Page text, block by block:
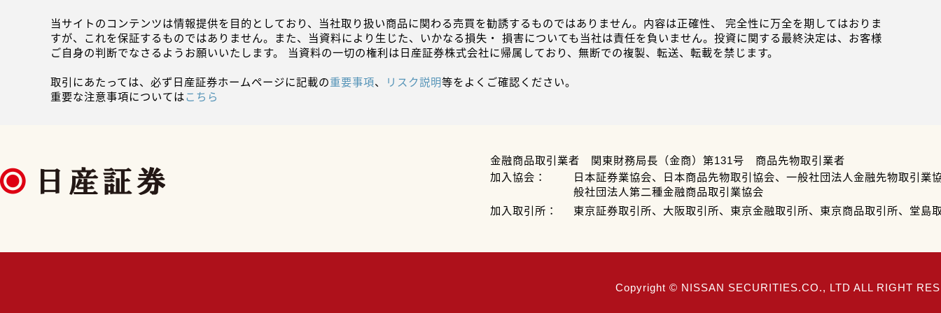
当サイトのコンテンツは情報提供を目的としており、当社取り扱い商品に関わる売買を勧誘するものではありません。内容は正確性、 完全性に万全を期してはおりま
すが、これを保証するものではありません。また、当資料により生じた、いかなる損失・ 損害についても当社は責任を負いません。投資に関する最終決定は、お客様
ご自身の判断でなさるようお願いいたします。 当資料の一切の権利は日産証券株式会社に帰属しており、無断での複製、転送、転載を禁じます。
取引にあたっては、必ず日産証券ホームページに記載の重要事項、 リスク説明等をよくご確認ください。
重要な注意事項についてはこちら
金融商品取引業者 関東財務局長（金商）第131号 商品先物取引業者
加入協会：
日本証券業協会、日本商品先物取引協会、一般社団法人金融先物取引業
般社団法人第二種金融商品取引業協会
加入取引所：
東京証券取引所、大阪取引所、東京金融取引所、東京商品取引所、堂島
Copyright © NISSAN SECURITIES.CO., LTD ALL RIGHT